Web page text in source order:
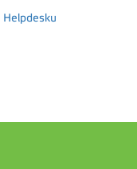
Helpdesku